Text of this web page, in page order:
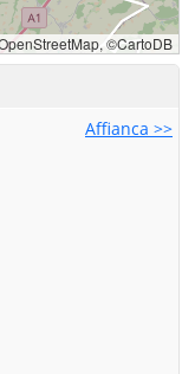
Affianca >>